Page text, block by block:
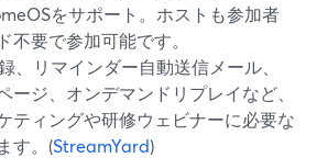
をサポート。ホストも参加者
不要で参加可能です。
、リマインダー自動送信メール、
ージ、オンデマンドリプレイなど、
ティングや研修ウェビナーに必要な
す。(StreamYard)